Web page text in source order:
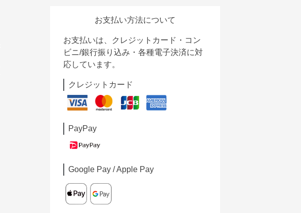
お支払い方法について
お支払いは、クレジットカード・コン
ビニ/銀行振り込み・各種電子決済に対
応しています。
クレジットカード
PayPay
Google Pay / Apple Pay